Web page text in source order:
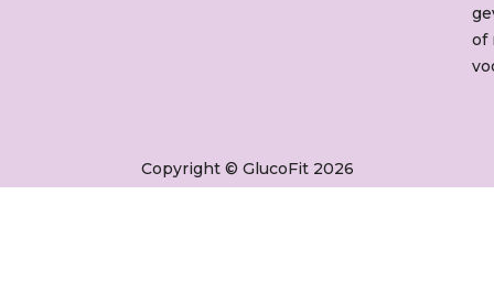
of
Copyright © GlucoFit 2026